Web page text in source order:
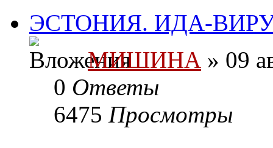
ЭСТОНИЯ. ИДА-
МИШИНА » 09
0 Ответы
6475 Просмотры